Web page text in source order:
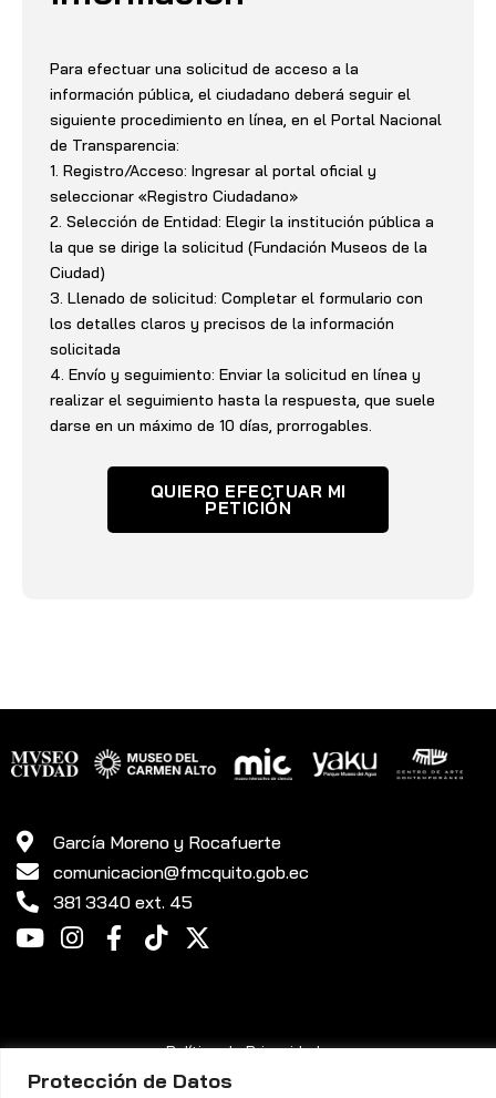
Protección de Datos
Para efectuar una solicitud de acceso a la
información pública, el ciudadano deberá seguir el
siguiente procedimiento en línea, en el Portal Nacional
de Transparencia:
1. Registro/Acceso: Ingresar al portal oficial y
seleccionar «Registro Ciudadano»
2. Selección de Entidad: Elegir la institución pública a
la que se dirige la solicitud (Fundación Museos de la
Ciudad)
3. Llenado de solicitud: Completar el formulario con
los detalles claros y precisos de la información
solicitada
4. Envío y seguimiento: Enviar la solicitud en línea y
realizar el seguimiento hasta la respuesta, que suele
darse en un máximo de 10 días, prorrogables.
QUIERO EFECTUAR MI
PETICIÓN
García Moreno y Rocafuerte
comunicacion@fmcquito.gob.ec
381 3340 ext. 45
Política de Privacidad
Fundación Museos de la Ciudad Quito ©. Todos los Derechos